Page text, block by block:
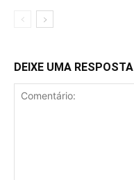
DEIXE UMA RESPOSTA